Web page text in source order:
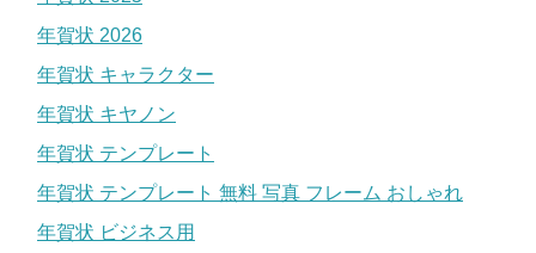
年賀状 2026
年賀状 キャラクター
年賀状 キヤノン
年賀状 テンプレート
年賀状 テンプレート 無料 写真 フレーム おしゃれ
年賀状 ビジネス用